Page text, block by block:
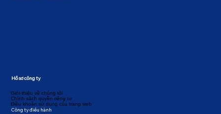
Giới thiệu về chúng tôi
Chính sách quyền riêng tư
Điều khoản sử dụng của trang web
Công ty điều hành
Hồ sơ công ty